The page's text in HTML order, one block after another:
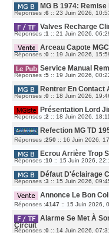
MG B 1974:
Réponses :6 :: 23 Juin 2026,
Valves Recharge
Réponses :1 :: 21 Juin 2026,
Arceau Capote
Réponses :0 :: 19 Juin 2026,
Service Manual
Réponses :5 :: 19 Juin 2026,
Rentrer En Contact
Réponses :0 :: 18 Juin 2026,
Présentation Lord
Réponses :2 :: 18 Juin 2026, 18:11
Refection MG TD
Réponses :250 :: 16 Juin 2026,
Ecrou Arrière Trop
Réponses :10 :: 15 Juin 2026,
Défaut D'éclairage
Réponses :3 :: 15 Juin 2026,
Annonce Le Bon
Réponses :4147 :: 15 Juin 2026,
Alarme Se Met À
Circuit
Réponses :0 :: 14 Juin 2026,